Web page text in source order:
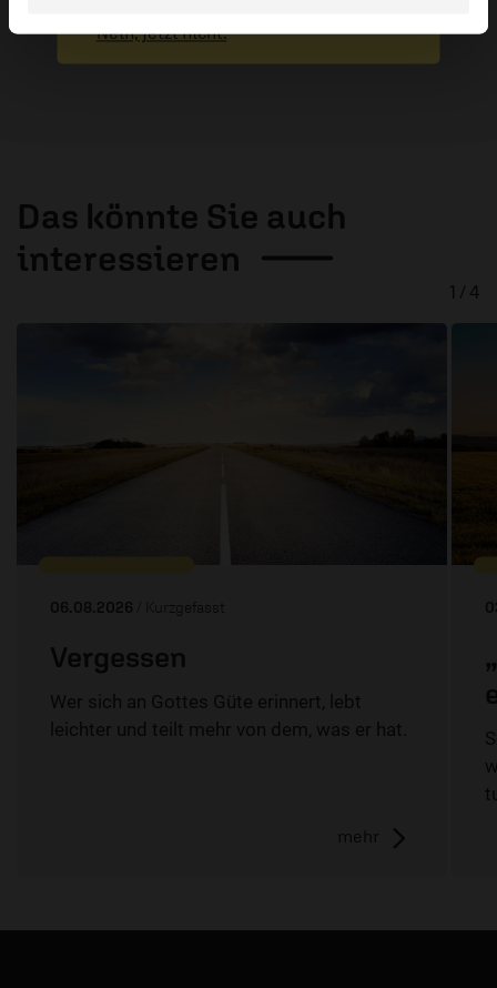
Das könnte Sie auch
interessieren
06.08.2026 / Kurzgefasst
Vergessen
Wer sich an Gottes Güte erinnert, lebt
leichter und teilt mehr von dem, was er hat.
mehr
1 / 4
Nein, jetzt nicht.